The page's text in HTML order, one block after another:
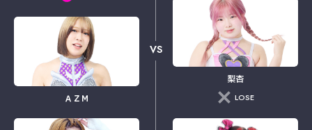
ＡＺＭ
VS
梨杏
LOSE